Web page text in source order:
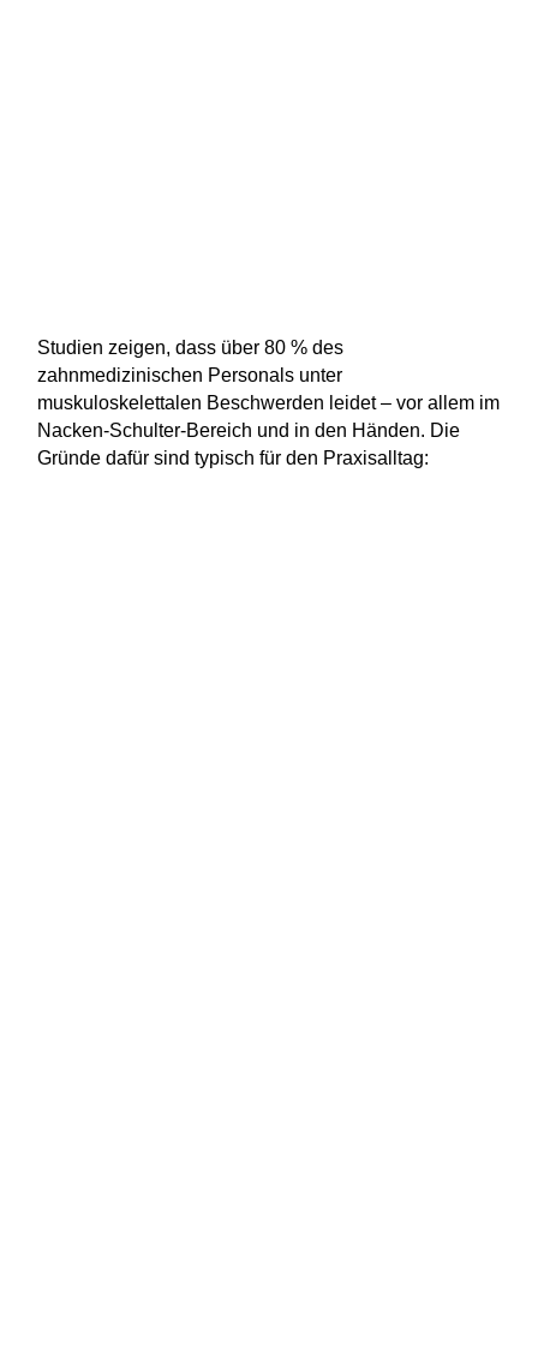
Studien zeigen, dass über 80 % des
zahnmedizinischen Personals unter
muskuloskelettalen Beschwerden leidet – vor allem im
Nacken-Schulter-Bereich und in den Händen. Die
Gründe dafür sind typisch für den Praxisalltag: